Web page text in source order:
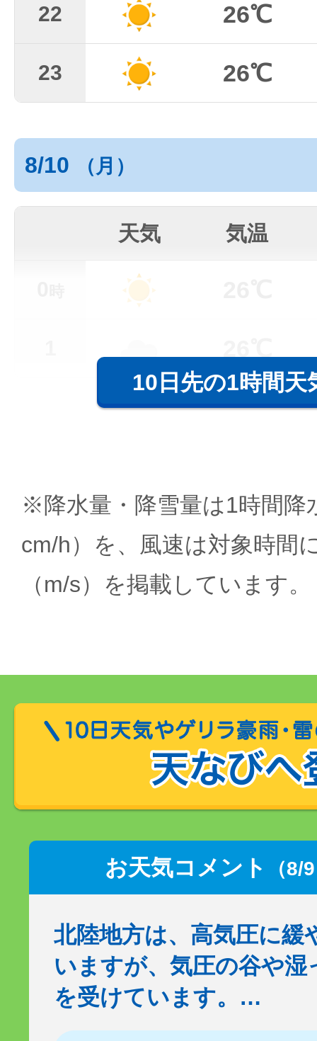
22 26℃
23 26℃
8/10 （月）
天気 気温
10日先の1時間天
※降水量・降雪量は1時間降
cm/h）を、風速は対象時間
（m/s）を掲載しています。
お天気コメント （8/
北陸地方は、高気圧に緩
いますが、気圧の谷や湿
を受けています。…